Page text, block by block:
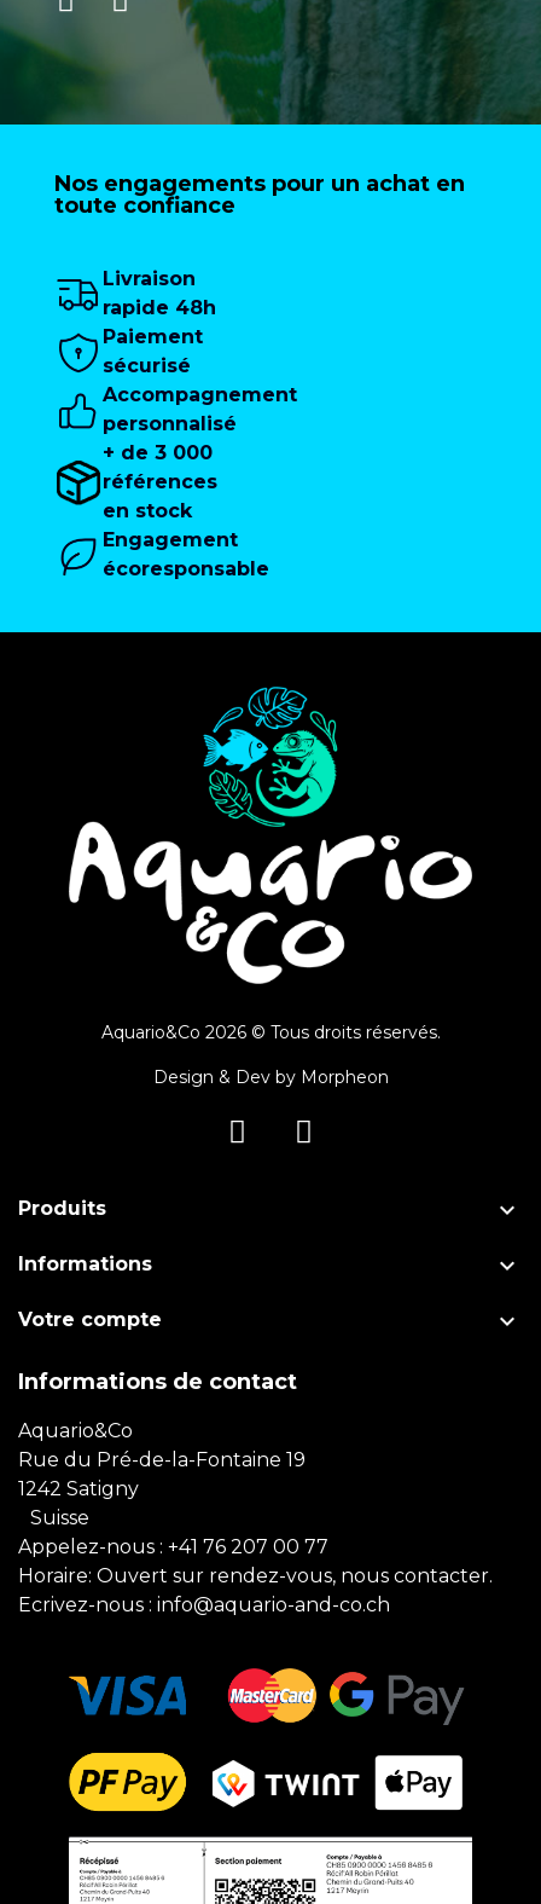
Nos engagements pour un achat en
toute confiance
Livraison
rapide 48h
Paiement
sécurisé
Accompagnement
personnalisé
+ de 3 000
références
en stock
Engagement
écoresponsable
Aquario&Co 2026 © Tous droits réservés.
Design & Dev by Morpheon
Produits 
Informations 
Votre compte 
Informations de contact
Aquario&Co
Rue du Pré-de-la-Fontaine 19
1242 Satigny
Suisse
Appelez-nous : +41 76 207 00 77
Horaire: Ouvert sur rendez-vous, nous contacter.
Ecrivez-nous : info@aquario-and-co.ch